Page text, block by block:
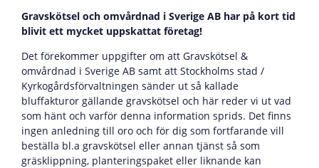
Gravskötsel och omvårdnad i Sverige AB har på kort tid
blivit ett mycket uppskattat företag!
Det förekommer uppgifter om att Gravskötsel &
omvårdnad i Sverige AB samt att Stockholms stad /
Kyrkogårdsförvaltningen sänder ut så kallade
bluffakturor gällande gravskötsel och här reder vi ut vad
som hänt och varför denna information sprids. Det finns
ingen anledning till oro och för dig som fortfarande vill
beställa bl.a gravskötsel eller annan tjänst så som
gräsklippning, planteringspaket eller liknande kan